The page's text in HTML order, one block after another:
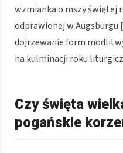
wzmianka o mszy świętej
odprawionej w Augsburgu
dojrzewanie form
na kulminacji roku
Czy święta
pogańskie